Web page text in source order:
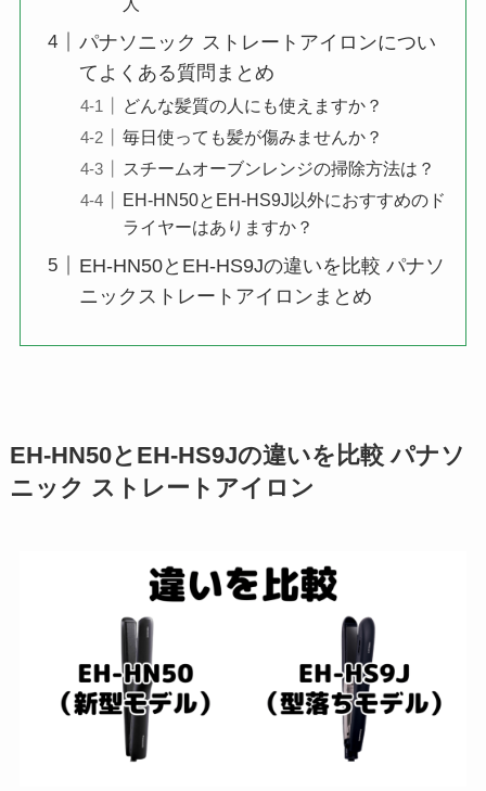
パナソニック ストレートアイロンについ
てよくある質問まとめ
どんな髪質の人にも使えますか？
毎日使っても髪が傷みませんか？
スチームオーブンレンジの掃除方法は？
EH-HN50とEH-HS9J以外におすすめのド
ライヤーはありますか？
EH-HN50とEH-HS9Jの違いを比較 パナソ
ニックストレートアイロンまとめ
EH-HN50とEH-HS9Jの違いを比較 パナソ
ニック ストレートアイロン